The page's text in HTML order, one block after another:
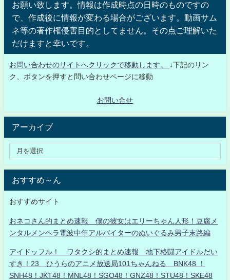
お願い致します。情報は作成時点の日時のものですの
で、作成後に情報が変わる場合がございます。動画サム
ネ等の著作権侵害目的としてません。その点ご理解いた
だけますと幸いです。
お問い合わせのサイトへクリックで移動します。
↓下記のリン
ク、ボタンを押すと問い合わせページに移動
お問い合せ
アーカイブ
おすすめ～ん
おすすめサイト
おネコさん的まとめ速報 僕の彼女はエリーちゃん人形！豆腐メ
ンタルメンヘラ電波中年アルバイターのぬいぐるみ男子末路編
アイドッフル！ ワタクシ的まとめ速報 地下格闘アイドルだい
すき！23 ひうらのアニメ放送局101ちゃんねる BNK48 ！
SNH48！JKT48！MNL48！SGO48！GNZ48！STU48！SKE48